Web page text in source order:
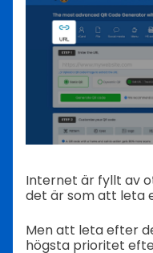
Internet är fyllt av
det är som att leta
Men att leta efter
högsta prioritet